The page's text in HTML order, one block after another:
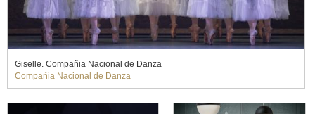
Giselle. Compañia Nacional de Danza
Compañia Nacional de Danza